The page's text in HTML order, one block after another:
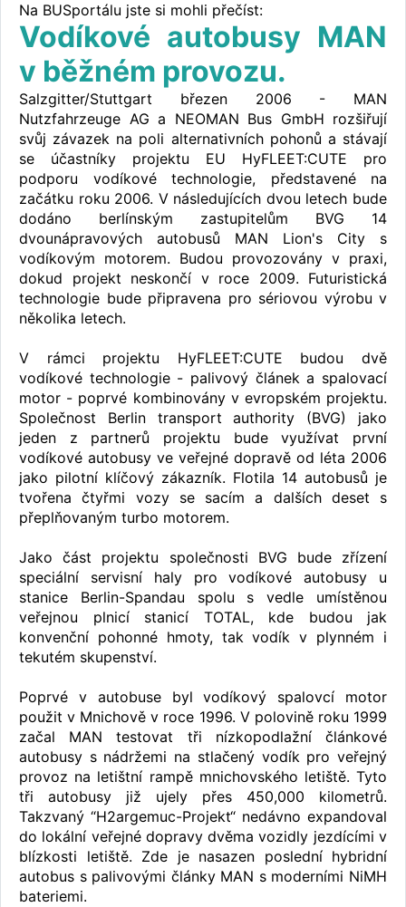
Na BUSportálu jste si mohli přečíst:
Vodíkové autobusy MAN
v běžném provozu.
Salzgitter/Stuttgart březen 2006 - MAN
Nutzfahrzeuge AG a NEOMAN Bus GmbH rozšiřují
svůj závazek na poli alternativních pohonů a stávají
se účastníky projektu EU HyFLEET:CUTE pro
podporu vodíkové technologie, představené na
začátku roku 2006. V následujících dvou letech bude
dodáno berlínským zastupitelům BVG 14
dvounápravových autobusů MAN Lion's City s
vodíkovým motorem. Budou provozovány v praxi,
dokud projekt neskončí v roce 2009. Futuristická
technologie bude připravena pro sériovou výrobu v
několika letech.
V rámci projektu HyFLEET:CUTE budou dvě
vodíkové technologie - palivový článek a spalovací
motor - poprvé kombinovány v evropském projektu.
Společnost Berlin transport authority (BVG) jako
jeden z partnerů projektu bude využívat první
vodíkové autobusy ve veřejné dopravě od léta 2006
jako pilotní klíčový zákazník. Flotila 14 autobusů je
tvořena čtyřmi vozy se sacím a dalších deset s
přeplňovaným turbo motorem.
Jako část projektu společnosti BVG bude zřízení
speciální servisní haly pro vodíkové autobusy u
stanice Berlin-Spandau spolu s vedle umístěnou
veřejnou plnicí stanicí TOTAL, kde budou jak
konvenční pohonné hmoty, tak vodík v plynném i
tekutém skupenství.
Poprvé v autobuse byl vodíkový spalovcí motor
použit v Mnichově v roce 1996. V polovině roku 1999
začal MAN testovat tři nízkopodlažní článkové
autobusy s nádržemi na stlačený vodík pro veřejný
provoz na letištní rampě mnichovského letiště. Tyto
tři autobusy již ujely přes 450,000 kilometrů.
Takzvaný “H2argemuc-Projekt“ nedávno expandoval
do lokální veřejné dopravy dvěma vozidly jezdícími v
blízkosti letiště. Zde je nasazen poslední hybridní
autobus s palivovými články MAN s moderními NiMH
bateriemi.